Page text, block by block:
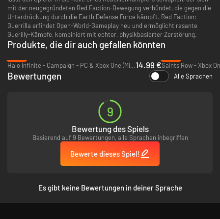
mit der neugegründeten Red Faction-Bewegung verbündet, die gegen die
Unterdrückung durch die Earth Defense Force kämpft. Red Faction:
Guerrilla erfindet Open-World-Gameplay neu und ermöglicht rasante
Guerilly-Kämpfe, kombiniert mit echter, physikbasierter Zerstörung.
Produkte, die dir auch gefallen könnten
Halo Infinite - Campaign - PC & Xbox One (Microsoft Store)14.99 €Saints Row - Xbox
Bewertungen Alle Sprachen
9
Bewertung des Spiels
Basierend auf 9 Bewertungen, alle Sprachen inbegriffen
Bewerte dieses Spiel!
Es gibt keine Bewertungen in deiner Sprache